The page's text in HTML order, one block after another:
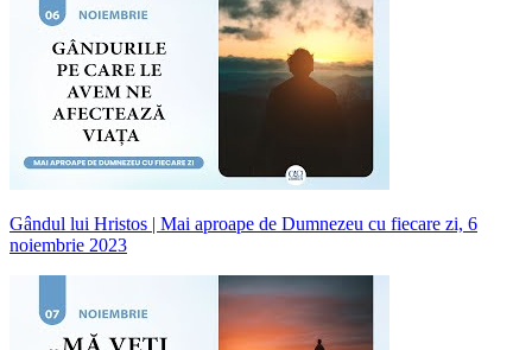
Gândul lui Hristos | Mai aproape de Dumnezeu cu fiecare zi, 6
noiembrie 2023